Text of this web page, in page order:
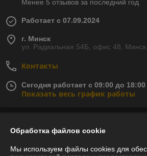
Менее 5 отзывов за последний год
Работает с 07.09.2024
г. Минск
ул. Радиальная 54Б, офис 48,
Контакты
Сегодня работает с 09:00 до 18:00
Показать весь график работы
У компании пока нет отзывов, добавьте
Обработка файлов cookie
Мы используем файлы cookies для